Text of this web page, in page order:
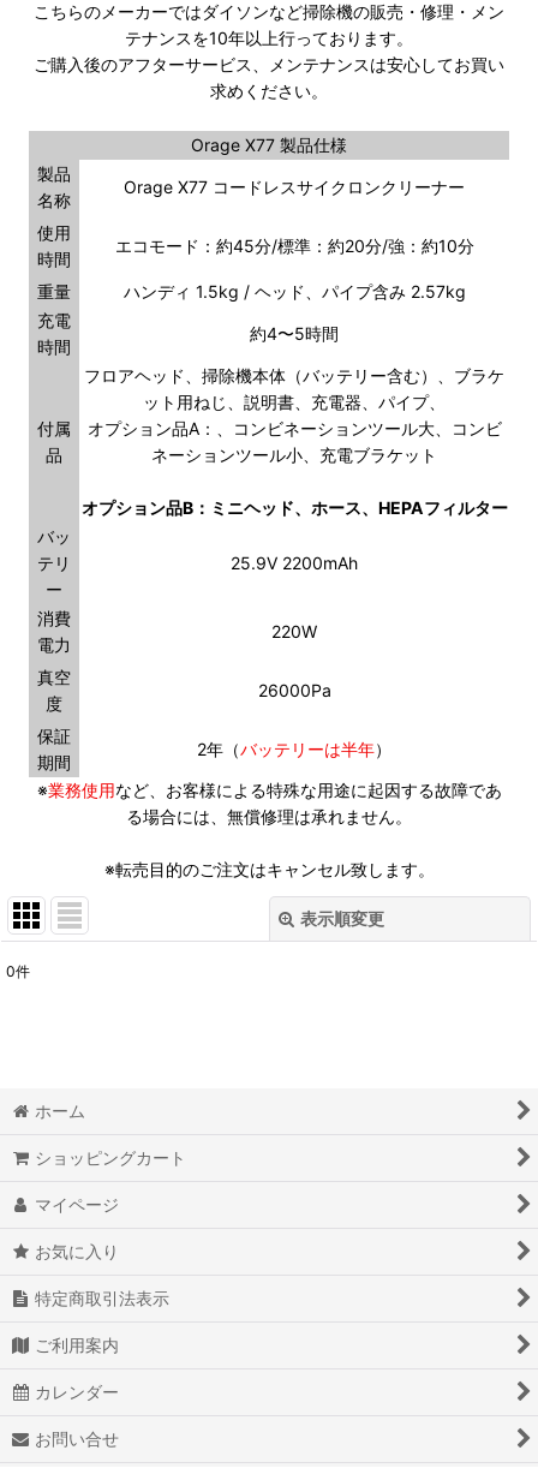
こちらのメーカーではダイソンなど掃除機の販売・修理・メン
テナンスを10年以上行っております。
ご購入後のアフターサービス、メンテナンスは安心してお買い
求めください。
Orage X77 製品仕様
製品
名称
Orage X77 コードレスサイクロンクリーナー
使用
時間
エコモード：約45分/標準：約20分/強：約10分
重量
ハンディ 1.5kg / ヘッド、パイプ含み 2.57kg
充電
時間
約4〜5時間
付属
品
フロアヘッド、掃除機本体（バッテリー含む）、ブラケ
ット用ねじ、説明書、充電器、パイプ、
オプション品A：、コンビネーションツール大、コンビ
ネーションツール小、充電ブラケット
オプション品B：ミニヘッド、ホース、HEPAフィルター
バッ
テリ
ー
25.9V 2200mAh
消費
電力
220W
真空
度
26000Pa
保証
期間
2年（バッテリーは半年）
※業務使用など、お客様による特殊な用途に起因する故障であ
る場合には、無償修理は承れません。
※転売目的のご注文はキャンセル致します。
表示順変更
0件
ホーム
ショッピングカート
マイページ
お気に入り
特定商取引法表示
ご利用案内
カレンダー
お問い合せ